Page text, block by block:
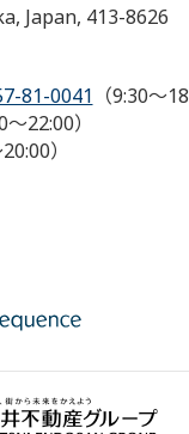
Japan, 413-8626
81-0041 （9:30～
22:00）
）